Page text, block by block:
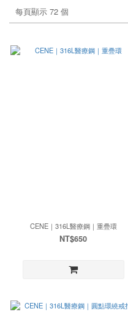
每頁顯示 72 個
CENE｜316L醫療鋼｜重疊環
NT$650